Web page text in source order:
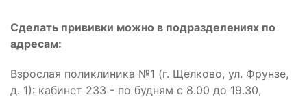
Сделать прививки можно в подразделениях по
адресам:
Взрослая поликлиника №1 (г. Щелково, ул. Фрунзе,
д. 1): кабинет 233 - по будням с 8.00 до 19.30,